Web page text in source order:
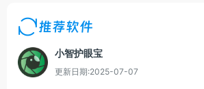
推荐软件
小智护眼宝
更新日期:2025-07-07